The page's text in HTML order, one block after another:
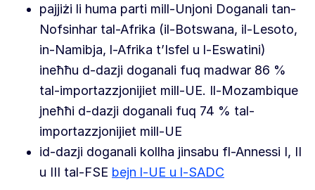
pajjiżi li huma parti mill-Unjoni Doganali tan-
Nofsinhar tal-Afrika (il-Botswana, il-Lesoto,
in-Namibja, l-Afrika t’Isfel u l-Eswatini)
ineħħu d-dazji doganali fuq madwar 86 %
tal-importazzjonijiet mill-UE. Il-Mozambique
jneħħi d-dazji doganali fuq 74 % tal-
importazzjonijiet mill-UE
id-dazji doganali kollha jinsabu fl-Annessi I, II
u III tal-FSE bejn l-UE u l-SADC